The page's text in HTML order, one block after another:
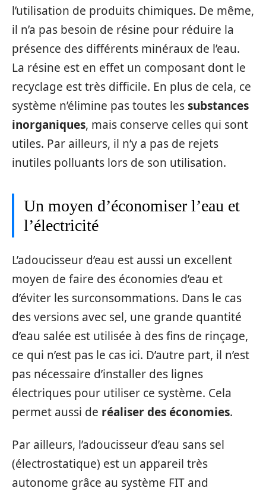
l’utilisation de produits chimiques. De même,
il n’a pas besoin de résine pour réduire la
présence des différents minéraux de l’eau.
La résine est en effet un composant dont le
recyclage est très difficile. En plus de cela, ce
système n’élimine pas toutes lessubstances
inorganiques, mais conserve celles qui sont
utiles. Par ailleurs, il n’y a pas de rejets
inutiles polluants lors de son utilisation.
Un moyen d’économiser l’eau et
l’électricité
L’adoucisseur d’eau est aussi un excellent
moyen de faire des économies d’eau et
d’éviter les surconsommations. Dans le cas
des versions avec sel, une grande quantité
d’eau salée est utilisée à des fins de rinçage,
ce qui n’est pas le cas ici. D’autre part, il n’est
pas nécessaire d’installer des lignes
électriques pour utiliser ce système. Cela
permet aussi de réaliser des économies.
Par ailleurs, l’adoucisseur d’eau sans sel
(électrostatique) est un appareil très
autonome grâce au système FIT and